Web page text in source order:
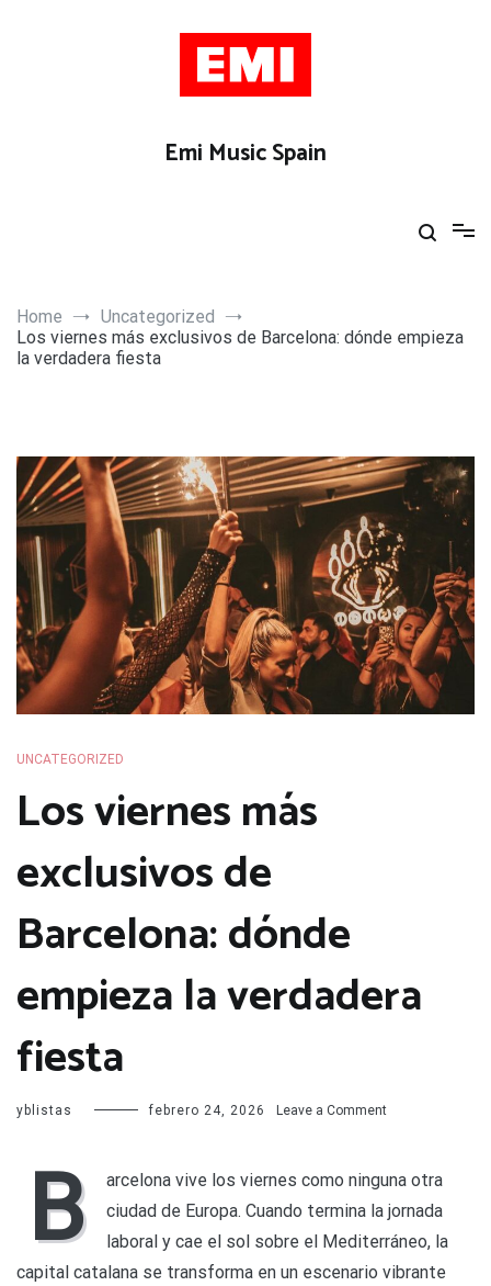
Emi Music Spain
Home
Uncategorized
Los viernes más exclusivos de Barcelona: dónde empieza
la verdadera fiesta
UNCATEGORIZED
Los viernes más
exclusivos de
Barcelona: dónde
empieza la verdadera
fiesta
yblistas febrero 24, 2026 Leave a Commenton
de
Barcelona:
empieza
B
arcelona vive los viernes como ninguna otra
ciudad de Europa. Cuando termina la jornada
laboral y cae el sol sobre el Mediterráneo, la
capital catalana se transforma en un escenario vibrante